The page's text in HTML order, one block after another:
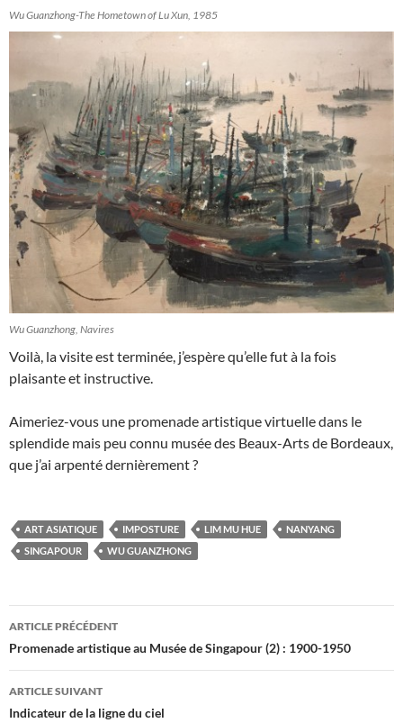
Wu Guanzhong-The Hometown of Lu Xun, 1985
Wu Guanzhong, Navires
Voilà, la visite est terminée, j’espère qu’elle fut à la fois
plaisante et instructive.
Aimeriez-vous une promenade artistique virtuelle dans le
splendide mais peu connu musée des Beaux-Arts de Bordeaux,
que j’ai arpenté dernièrement ?
ART ASIATIQUE IMPOSTURE LIM MU HUE
NANYANG
SINGAPOUR
WU GUANZHONG
Navigation
des
articles
ARTICLE PRÉCÉDENT
Promenade artistique au Musée de Singapour (2) : 1900-1950
ARTICLE SUIVANT
Indicateur de la ligne du ciel